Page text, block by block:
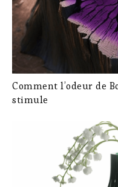
Comment l’odeur de
stimule